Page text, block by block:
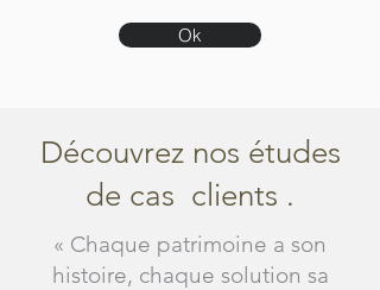
Ok
Découvrez nos études
de cas clients .
« Chaque patrimoine a son
histoire, chaque solution sa